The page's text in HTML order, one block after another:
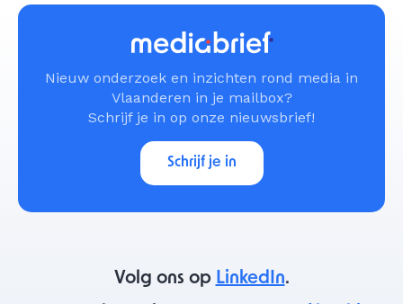
Nieuw onderzoek en inzichten rond media in
Vlaanderen in je mailbox?
Schrijf je in op onze nieuwsbrief!
Schrijf je in
Volg ons op LinkedIn.